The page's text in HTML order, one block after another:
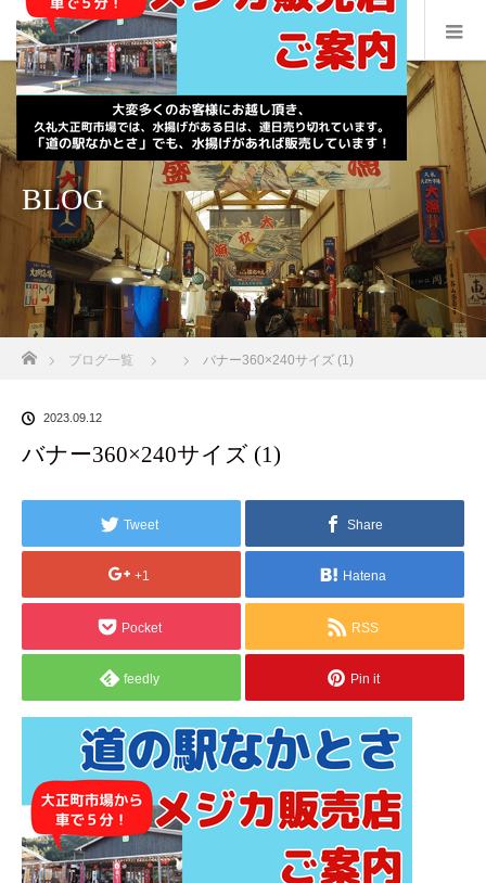
BLOG
ブログ一覧 バナー360×240サイズ (1)
2023.09.12
バナー360×240サイズ (1)
Tweet Share
+1 Hatena
Pocket RSS
feedly Pin it